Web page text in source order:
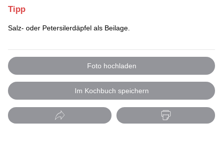
Tipp
Salz- oder Petersilerdäpfel als Beilage.
Foto hochladen
Im Kochbuch speichern